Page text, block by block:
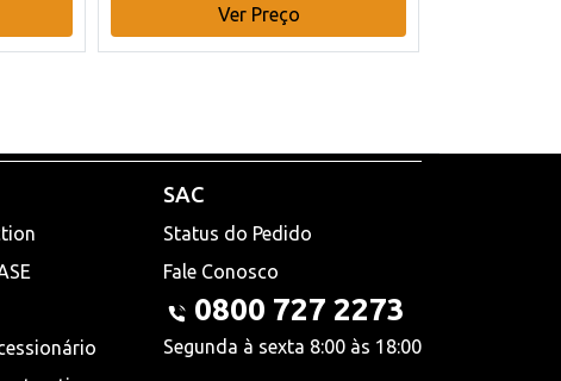
Ver Preço
SAC
Status do Pedido
Fale Conosco
0800 727 2273
Segunda à sexta 8:00 às 18:00